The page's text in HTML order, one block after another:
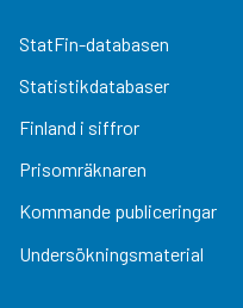
StatFin-databasen
Statistikdatabaser
Finland i siffror
Prisomräknaren
Kommande publiceringar
Undersökningsmaterial